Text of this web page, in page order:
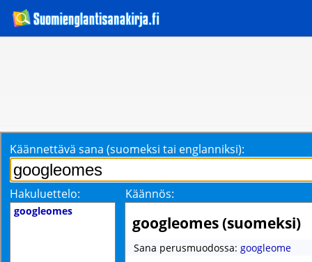
Käännettävä sana (suomeksi tai englanniksi):
Hakuluettelo: Käännös:
googleomes
googleomes (suomeksi)
Sana perusmuodossa: googleome